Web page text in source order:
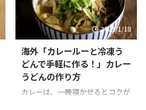
ルテンフリーのラーメンを提供し
ているお店が東京でも少しずつ増
えています。 その中でも特にお気
に入りのお店は、東京ラーメンス
トリートの「ソラノイロ」と、渋
谷の「真武咲弥（しんぶさき
や）」です。 ラーメンは見た目
が変わらないため食べるまで少し
2021/1/18
海外「カレールーと冷凍う
どんで手軽に作る！」カレー
うどんの作り方
カレーは、一晩寝かせるとコクが